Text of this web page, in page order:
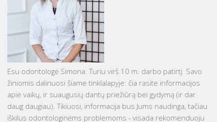
Esu odontologė Simona. Turiu virš 10 m. darbo patirtį. Savo
žiniomis dalinuosi šiame tinklalapyje: čia rasite informacijos
apie vaikų, ir suaugusių dantų priežiūrą bei gydymą (ir dar
daug daugiau). Tikiuosi, informacija bus Jums naudinga, tačiau
iškilus odontologinėms problemoms - visada rekomenduoju